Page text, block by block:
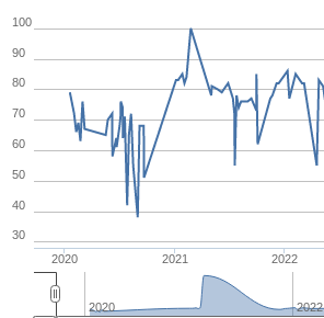
2020 2021 2022
30
40
50
60
70
80
90
100
2022
2020